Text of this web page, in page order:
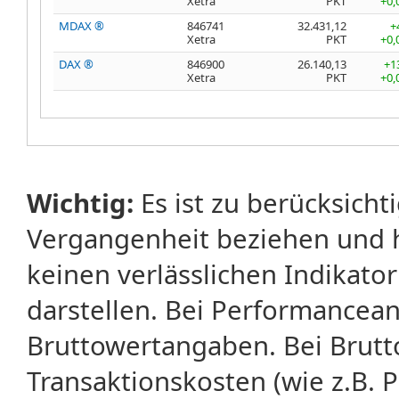
MDAX ®
846741
Xetra
32.431,12
PKT
DAX ®
846900
Xetra
26.140,13
PKT
Wichtig: Es ist zu
Vergangenheit beziehen
keinen verlässlichen
darstellen. Bei
Bruttowertangaben. Bei
Transaktionskosten (wie z.B.